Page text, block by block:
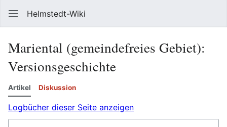
Helmstedt-Wiki
Mariental (gemeindefreies Gebiet):
Versionsgeschichte
Artikel Diskussion
Logbücher dieser Seite anzeigen